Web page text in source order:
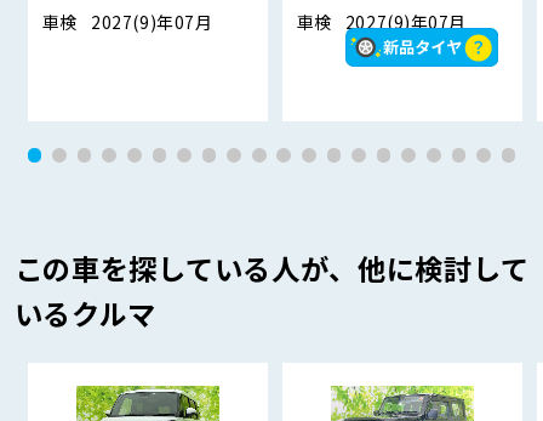
車検 2027(9)年07月 車検 2027(9)年07月
この車を探している人が、他に検討して
いるクルマ